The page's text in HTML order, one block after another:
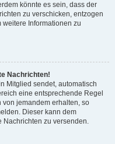
könnte es sein, dass der
zu verschicken, entzogen
weitere Informationen zu
Nachrichten!
Mitglied sendet, automatisch
eine entsprechende Regel
jemandem erhalten, so
Dieser kann dem
Nachrichten zu versenden.